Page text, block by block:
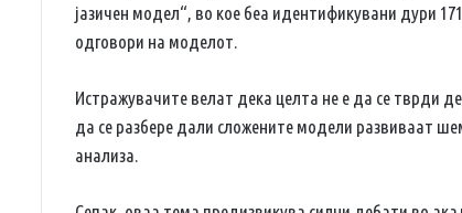
јазичен модел“, во кое беа идентификувани дури
одговори на моделот.
Истражувачите велат дека целта не е да се тврди
да се разбере дали сложените модели развиваат
анализа.